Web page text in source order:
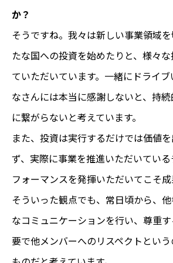
か？
そうですね。我々は新しい事業領域
たな国への投資を始めたりと、様々
ていただいています。一緒にドライ
なさんには本当に感謝しないと、持
に繋がらないと考えています。
また、投資は実行するだけでは価値
ず、実際に事業を推進いただいてい
フォーマンスを発揮いただいてこそ成
そういった観点でも、常日頃から、
なコミュニケーションを行い、尊重
要で他メンバーへのリスペクトとい